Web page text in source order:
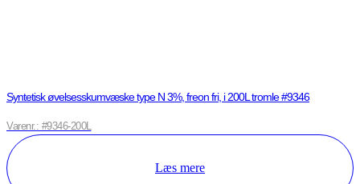
Syntetisk øvelsesskumvæske type N 3%, freon fri, i 200L tromle #9346
Varenr.: #9346-200L
Læs mere